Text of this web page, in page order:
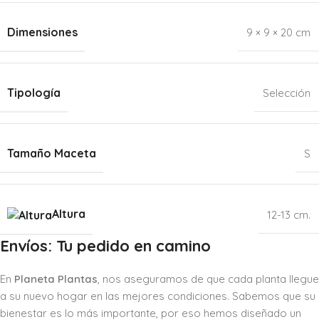
Dimensiones 9 × 9 × 20 cm
Tipología Selección
Tamaño Maceta S
Altura 12-13 cm.
Envíos: Tu pedido en camino
En Planeta Plantas, nos aseguramos de que cada planta llegue
a su nuevo hogar en las mejores condiciones. Sabemos que su
bienestar es lo más importante, por eso hemos diseñado un